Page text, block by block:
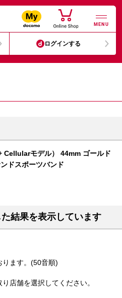
MENU
ログインする
モデル） 44mm ゴールド
ドスポーツバンド
結果を表示しています
ます。(50音順)
店舗を選択してください。